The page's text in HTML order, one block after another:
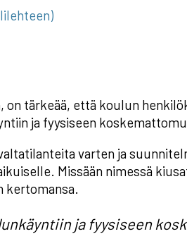
on tärkeää, että koulun
ja fyysiseen
varten ja
Missään nimessä
kertomansa.
ja fyysiseen